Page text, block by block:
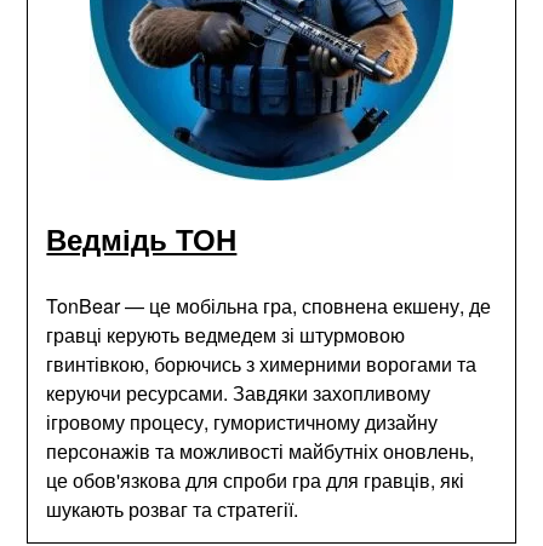
Ведмідь ТОН
TonBear — це мобільна гра, сповнена екшену, де
гравці керують ведмедем зі штурмовою
гвинтівкою, борючись з химерними ворогами та
керуючи ресурсами. Завдяки захопливому
ігровому процесу, гумористичному дизайну
персонажів та можливості майбутніх оновлень,
це обов'язкова для спроби гра для гравців, які
шукають розваг та стратегії.